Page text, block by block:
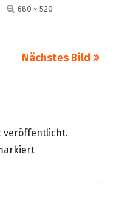
Volle
680 × 520
Nächstes Bild
veröffentlicht.